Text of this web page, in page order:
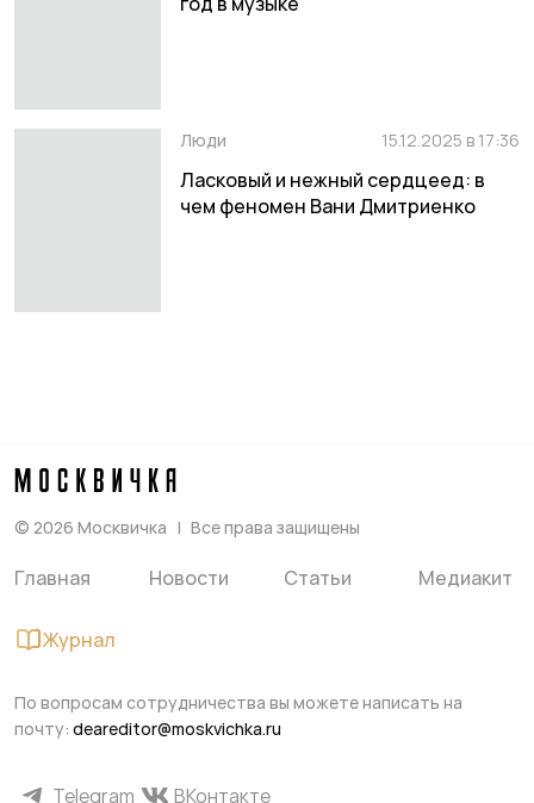
Люди 15.12.2025 в 17:36
Ласковый и нежный сердцеед: в
чем феномен Вани Дмитриенко
© 2026 Москвичка Все права защищены
Главная Новости Статьи Медиакит
Журнал
По вопросам сотрудничества вы можете написать на
почту: deareditor@moskvichka.ru
Telegram ВКонтакте